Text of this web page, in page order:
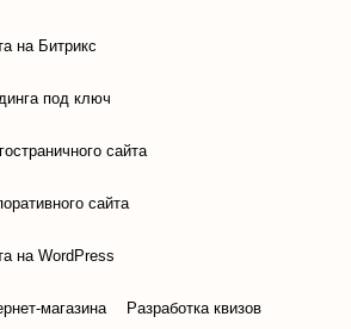
на Битрикс
под ключ
сайта
сайта
на WordPress
магазина Разработка квизов